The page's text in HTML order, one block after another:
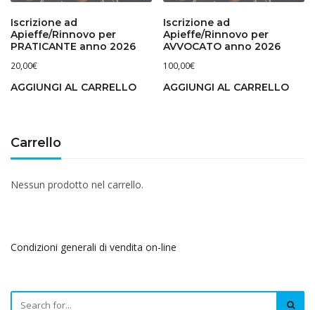
Iscrizione ad
Apieffe/Rinnovo per
PRATICANTE anno 2026
20,00€
AGGIUNGI AL CARRELLO
Iscrizione ad
Apieffe/Rinnovo per
AVVOCATO anno 2026
100,00€
AGGIUNGI AL CARRELLO
Carrello
Nessun prodotto nel carrello.
Condizioni generali di vendita on-line